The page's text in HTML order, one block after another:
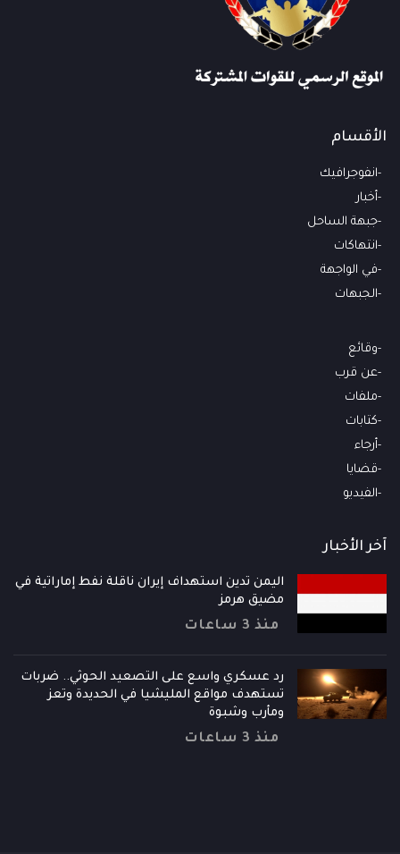
الأقسام
انفوجرافيك
أخبار
جبهة الساحل
انتهاكات
في الواجهة
الجبهات
وقائع
عن قرب
ملفات
كتابات
أرجاء
قضايا
الفيديو
آخر الأخبار
اليمن تدين استهداف إيران ناقلة نفط إماراتية في
مضيق هرمز
منذ 3 ساعات
رد عسكري واسع على التصعيد الحوثي.. ضربات
تستهدف مواقع المليشيا في الحديدة وتعز
ومأرب وشبوة
منذ 3 ساعات